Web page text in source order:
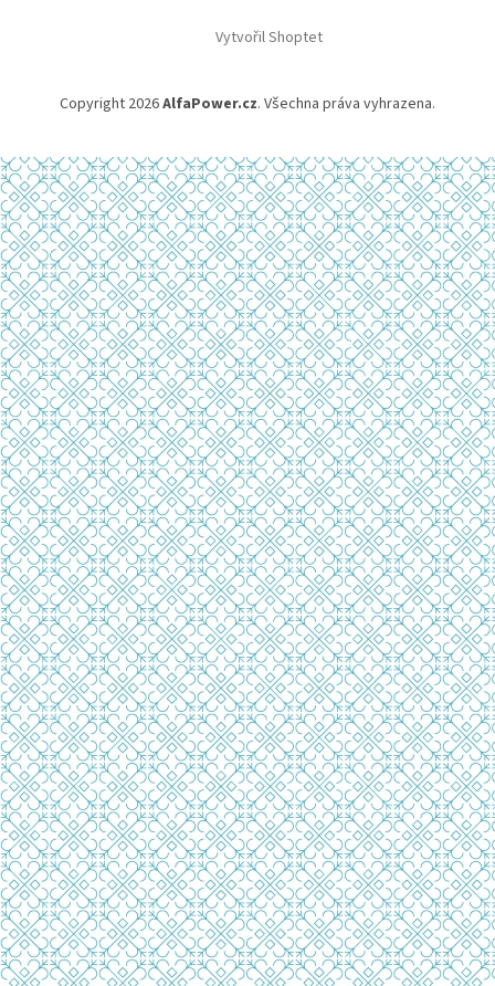
Vytvořil Shoptet
Copyright 2026AlfaPower.cz. Všechna práva vyhrazena.